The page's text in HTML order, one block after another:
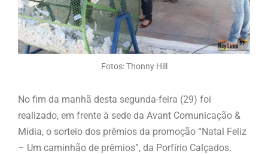
Fotos: Thonny Hill
No fim da manhã desta segunda-feira (29) foi
realizado, em frente à sede da Avant Comunicação &
Mídia, o sorteio dos prêmios da promoção “Natal Feliz
– Um caminhão de prêmios”, da Porfírio Calçados.